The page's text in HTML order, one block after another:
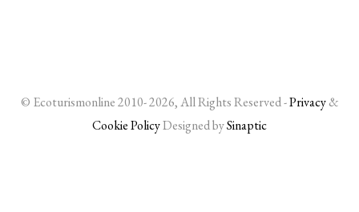
© Ecoturismonline 2010- 2026, All Rights Reserved -Privacy&
Cookie PolicyDesigned bySinaptic